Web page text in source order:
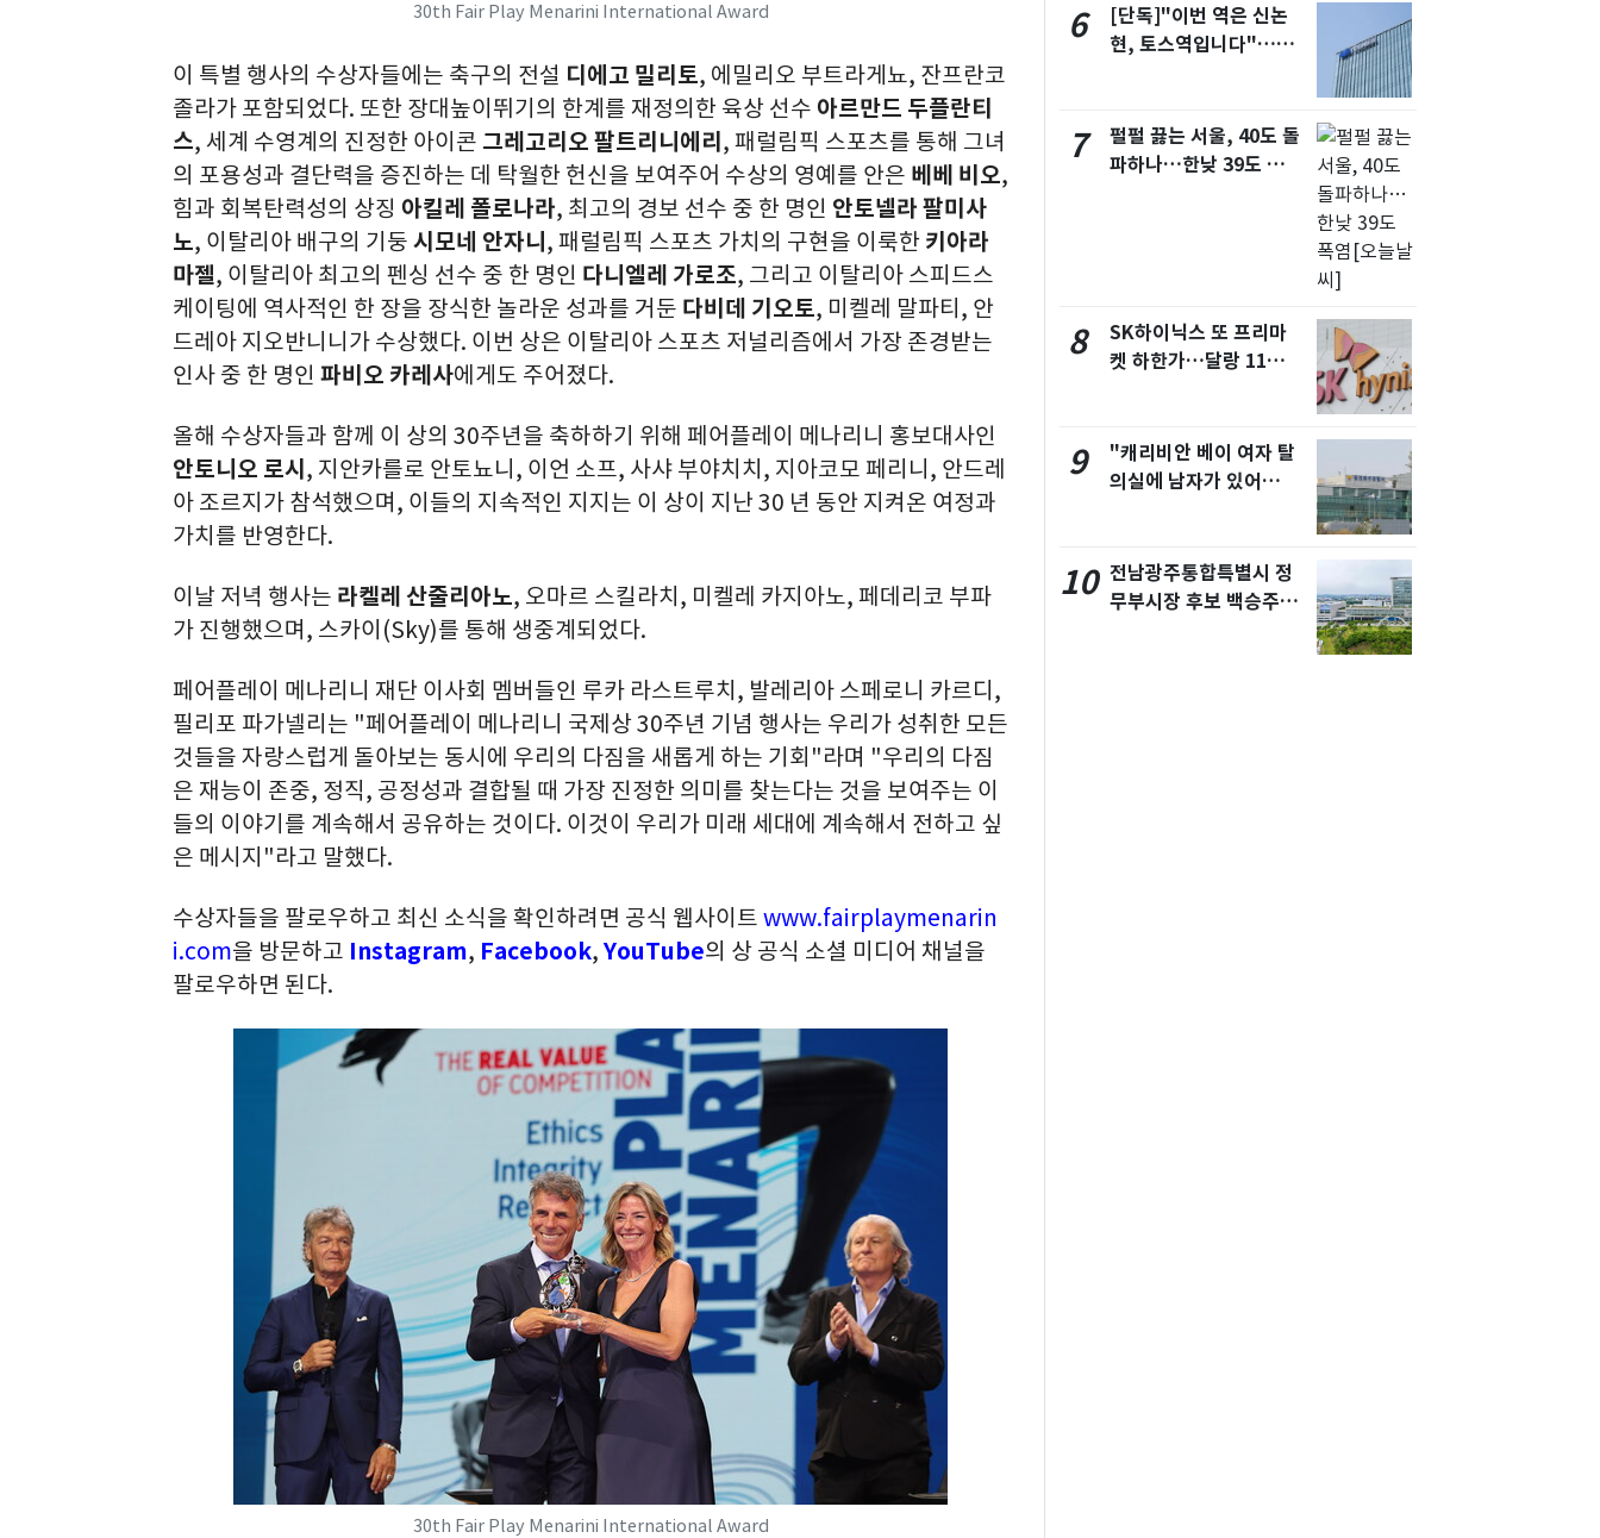
30th Fair Play Menarini International Award
이 특별 행사의 수상자들에는 축구의 전설 디에고 밀리토, 에밀리오 부트라게뇨, 잔프란코
졸라가 포함되었다. 또한 장대높이뛰기의 한계를 재정의한 육상 선수 아르만드 두플란티
스, 세계 수영계의 진정한 아이콘 그레고리오 팔트리니에리 , 패럴림픽 스포츠를 통해 그녀
의 포용성과 결단력을 증진하는 데 탁월한 헌신을 보여주어 수상의 영예를 안은 베베 비오,
힘과 회복탄력성의 상징 아킬레 폴로나라, 최고의 경보 선수 중 한 명인 안토넬라 팔미사
노, 이탈리아 배구의 기둥 시모네 안자니 , 패럴림픽 스포츠 가치의 구현을 이룩한 키아라
마젤, 이탈리아 최고의 펜싱 선수 중 한 명인 다니엘레 가로조, 그리고 이탈리아 스피드스
케이팅에 역사적인 한 장을 장식한 놀라운 성과를 거둔 다비데 기오토, 미켈레 말파티 , 안
드레아 지오반니니 가 수상했다. 이번 상은 이탈리아 스포츠 저널리즘에서 가장 존경받는
인사 중 한 명인 파비오 카레사에게도 주어졌다.
올해 수상자들과 함께 이 상의 30주년을 축하하기 위해 페어플레이 메나리니 홍보대사인
안토니오 로시 , 지안카를로 안토뇨니 , 이언 소프, 사샤 부야치치 , 지아코모 페리니 , 안드레
아 조르지 가 참석했으며 , 이들의 지속적인 지지는 이 상이 지난 30 년 동안 지켜온 여정과
가치를 반영한다.
이날 저녁 행사는 라켈레 산줄리아노, 오마르 스킬라치 , 미켈레 카지아노, 페데리코 부파
가진행했으며 , 스카이 (Sky)를 통해 생중계되었다.
페어플레이 메나리니 재단 이사회 멤버들인 루카 라스트루치 , 발레리아 스페로니 카르디 ,
필리포 파가넬리 는 "페어플레이 메나리니 국제상30주년 기념 행사는 우리가 성취한 모든
것들을 자랑스럽게 돌아보는 동시에 우리의 다짐을 새롭게 하는 기회 "라며 "우리의 다짐
은 재능이 존중, 정직, 공정성과 결합될 때 가장 진정한 의미를 찾는다는 것을 보여주는 이
들의 이야기를 계속해서 공유하는 것이다. 이것이 우리가 미래 세대에 계속해서 전하고 싶
은 메시지 "라고 말했다.
수상자들을 팔로우하고 최신 소식을 확인하려면 공식 웹사이트 www.fairplaymenarin
i.com을 방문하고 Instagram, Facebook, YouTube의 상 공식 소셜 미디어 채널을
팔로우하면 된다.
30th Fair Play Menarini International Award
6
[단독]"이번 역은 신논
현, 토스역입니다"…서
7
펄펄 끓는 서울, 40도 돌
파하나…한낮 39도 폭염
8
SK하이닉스 또 프리마
켓 하한가…달랑 11주에
9
"캐리비안 베이 여자 탈
의실에 남자가 있어
10 전남광주통합특별시 정
무부시장 후보 백승주·